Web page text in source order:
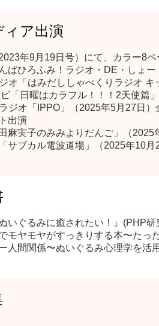
ィア出演
年9月19日号）にて、カラー8
ばひろふみ！ラジオ・DE・しょ
オ「はみだししゃべくりラジオ
「日曜はカラフル！！！2天使篇
ジオ「IPPO」（2025年5月27日
出演
麻実子のみみよりだんご」（2025
サブカル電波道場」（2025年10
いぐるみに癒されたい！』(PHP研
モヤモヤがすっきりする本〜たっ
人間関係〜ぬいぐるみ心理学を